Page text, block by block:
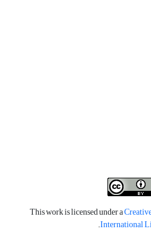
This work is licensed under a
International
.